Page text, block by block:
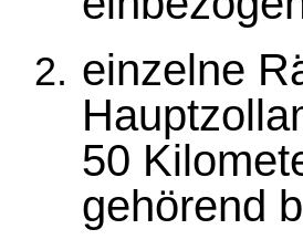
einzelne
50
gehörend